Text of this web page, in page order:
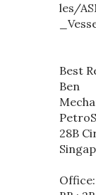
les/
Best
Ben
28B
Office: